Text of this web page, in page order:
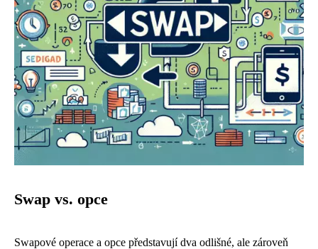
Swap vs. opce
Swapové operace a opce představují dva odlišné, ale zároveň